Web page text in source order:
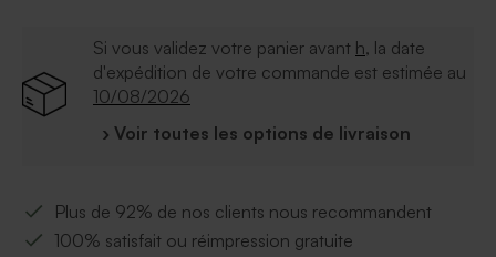
Si vous validez votre panier avant h, la date
d'expédition de votre commande est estimée au
10/08/2026
› Voir toutes les options de livraison
Plus de 92% de nos clients nous recommandent
100% satisfait ou réimpression gratuite